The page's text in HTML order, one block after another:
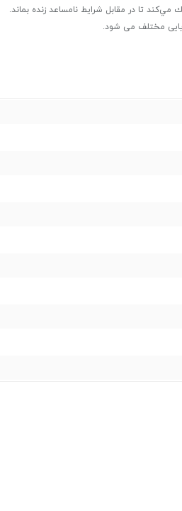
تا در مقابل شرايط نامساعد زنده بماند.
مختلف می شود.